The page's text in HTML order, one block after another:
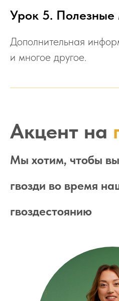
Урок 5. Полезные
Дополнительная
и многое другое.
Акцент на
Мы хотим, чтобы
гвозди во время
гвоздестоянию